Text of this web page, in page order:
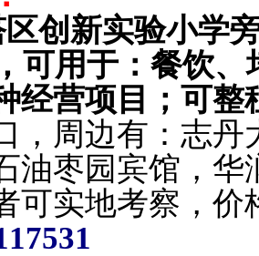
创新实验小学
可用于：餐饮
经营项目； 可整
， 周边有：志丹
油枣园宾馆，华
可实地考察，价